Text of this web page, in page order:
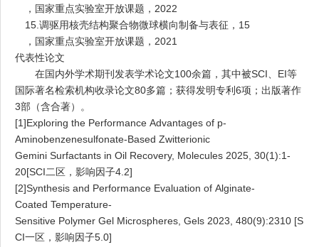
，国家重点实验室开放课题， 2022
15. 调驱用核壳结构聚合物微球横向制备与表征， 15
，国家重点实验室开放课题， 2021
代表性论文
在国内外学术期刊发表学术论文100余篇，其中被SCI EI等
国际著名检索机构收录论文80多篇；获得发明专利 6项；出版著作
3部（含合著）。
[1]Exploring the Performance Advantages of p-
Aminobenzenesulfonate-Based Zwitterionic
Gemini Surfactants in Oil Recovery, Molecules 2025, 30(1):1-
20[SCI二区，影响因子4.2]
[2]Synthesis and Performance Evaluation of Alginate-
Coated Temperature-
Sensitive Polymer Gel Microspheres, Gels 2023, 480(9):2310 [S
CI一区，影响因子5.0]